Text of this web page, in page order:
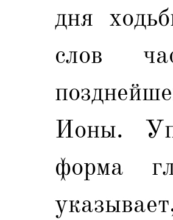
дня
слов
Ионы.
форма